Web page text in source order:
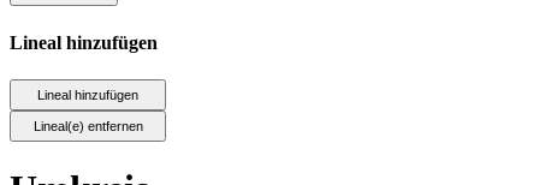
Lineal hinzufügen